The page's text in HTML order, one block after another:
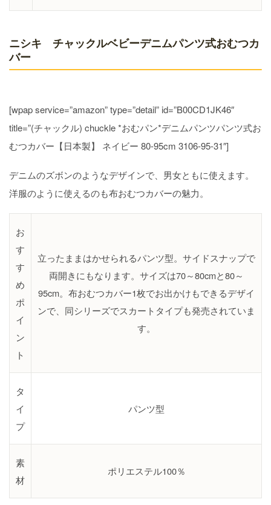
ニシキ チャックルベビーデニムパンツ式おむつカ
バー
[wpap service=”amazon” type=”detail” id=”B00CD1JK46″
title=”(チャックル) chuckle *おむパン*デニムパンツパンツ式お
むつカバー【日本製】 ネイビー 80-95cm 3106-95-31″]
デニムのズボンのようなデザインで、男女ともに使えます。
洋服のように使えるのも布おむつカバーの魅力。
お
す
す
め
ポ
イ
ン
ト
立ったままはかせられるパンツ型。サイドスナップで
両開きにもなります。サイズは70～80cmと80～
95cm。布おむつカバー1枚でお出かけもできるデザイ
ンで、同シリーズでスカートタイプも発売されていま
す。
タ
イ
プ
パンツ型
素
材
ポリエステル100％